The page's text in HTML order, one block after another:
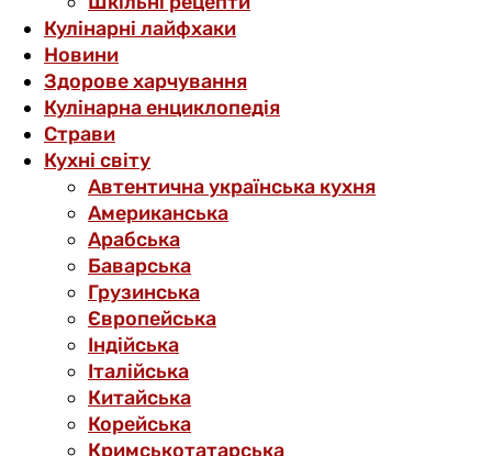
Кулінарні лайфхаки
Новини
Здорове харчування
Кулінарна енциклопедія
Страви
Кухні світу
Автентична українська кухня
Американська
Арабська
Баварська
Грузинська
Європейська
Індійська
Італійська
Китайська
Корейська
Кримськотатарська